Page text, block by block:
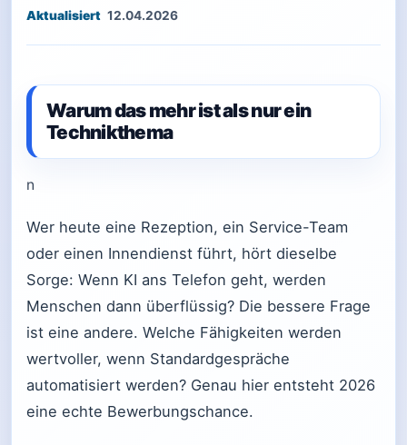
12.04.2026
Warum das mehr ist als nur ein
Technikthema
n
Wer heute eine Rezeption, ein Service-Team
oder einen Innendienst führt, hört dieselbe
Sorge: Wenn KI ans Telefon geht, werden
Menschen dann überflüssig? Die bessere Frage
ist eine andere. Welche Fähigkeiten werden
wertvoller, wenn Standardgespräche
automatisiert werden? Genau hier entsteht 2026
eine echte Bewerbungschance.